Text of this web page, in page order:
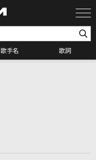
歌手名 歌詞